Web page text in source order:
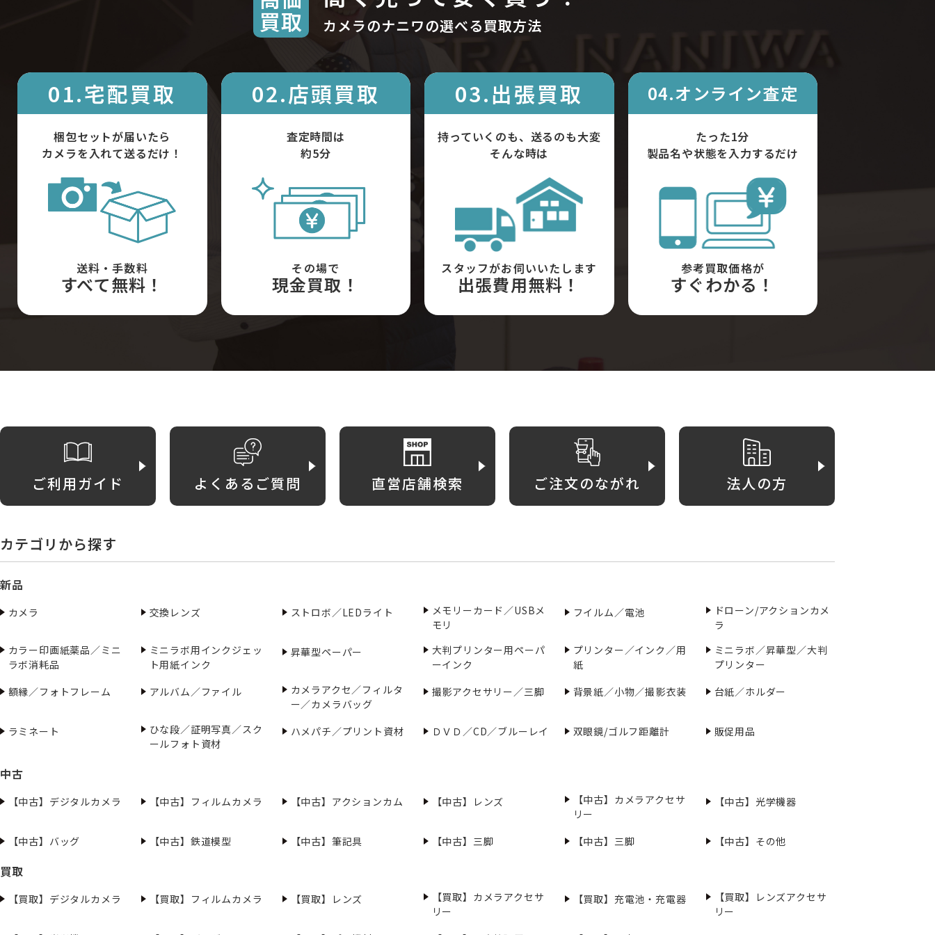
買取 カメラのナニワの選べる買取方法
01.宅配買取
梱包セットが届いたら
カメラを入れて送るだけ！
送料・手数料
すべて無料！
02.店頭買取
査定時間は
約5分
その場で
現金買取！
03.出張買取
持っていくのも、送るのも大変
そんな時は
スタッフがお伺いいたします
出張費用無料！
04.オンライン査定
たった1分
製品名や状態を入力するだけ
参考買取価格が
すぐわかる！
ご利用ガイド よくあるご質問 直営店舗検索 ご注文のながれ 法人の方
カテゴリから探す
新品
カメラ 交換レンズ ストロボ／LEDライト
メモリーカード／USBメ
モリ
フイルム／電池
ドローン/アクションカメ
ラ
カラー印画紙薬品／ミニ
ラボ消耗品
ミニラボ用インクジェッ
ト用紙インク
昇華型ペーパー
大判プリンター用ペーパ
ーインク
プリンター／インク／用
紙
ミニラボ／昇華型／大判
プリンター
額縁／フォトフレーム
アルバム／ファイル
カメラアクセ／フィルタ
ー／カメラバッグ
撮影アクセサリー／三脚 背景紙／小物／撮影衣装 台紙／ホルダー
ラミネート
ひな段／証明写真／スク
ールフォト資材
ハメパチ／プリント資材 ＤＶＤ／CD／ブルーレイ 双眼鏡/ゴルフ距離計 販促用品
中古
【中古】デジタルカメラ 【中古】フィルムカメラ 【中古】アクションカム 【中古】レンズ
【中古】カメラアクセサ
リー
【中古】光学機器
【中古】バッグ 【中古】鉄道模型 【中古】筆記具 【中古】三脚 【中古】三脚 【中古】その他
買取
【買取】デジタルカメラ 【買取】フィルムカメラ 【買取】レンズ
【買取】カメラアクセサ
リー
【買取】充電池・充電器
【買取】レンズアクセサ
リー